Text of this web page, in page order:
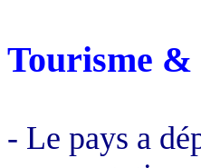
Tourisme
- Le pays a